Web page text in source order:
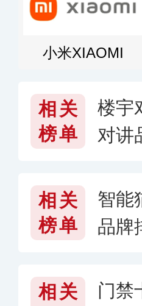
小米XIAOMI
相关
榜单
楼宇
对讲
相关
榜单
智能
品牌
相关
门禁